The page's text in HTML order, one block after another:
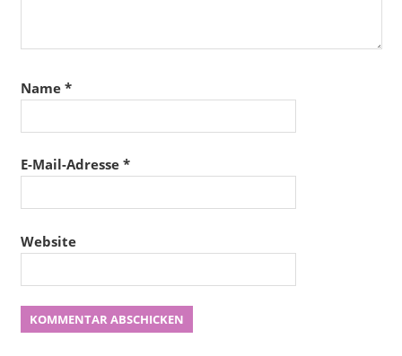
Name *
E-Mail-Adresse *
Website